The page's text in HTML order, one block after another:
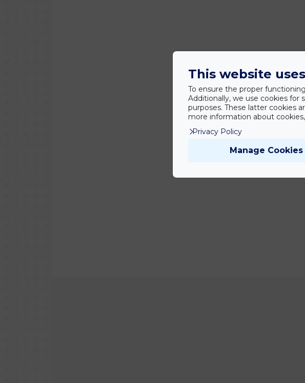
This website
To ensure the proper
Additionally, we use cookies
purposes. These latter cookies
more information about
Privacy Policy
Manage Cookies